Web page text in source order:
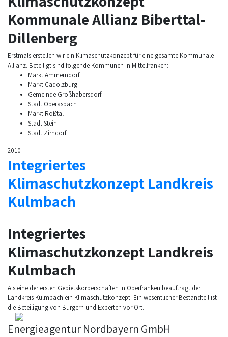
Kommunale Allianz Biberttal-
Dillenberg
Erstmals erstellen wir ein Klimaschutzkonzept für eine gesamte Kommunale
Allianz. Beteiligt sind folgende Kommunen in Mittelfranken:
Markt Ammerndorf
Markt Cadolzburg
Gemeinde Großhabersdorf
Stadt Oberasbach
Markt Roßtal
Stadt Stein
Stadt Zirndorf
2010
Integriertes
Klimaschutzkonzept Landkreis
Kulmbach
Integriertes
Klimaschutzkonzept Landkreis
Kulmbach
Als eine der ersten Gebietskörperschaften in Oberfranken beauftragt der
Landkreis Kulmbach ein Klimaschutzkonzept. Ein wesentlicher Bestandteil ist
die Beteiligung von Bürgern und Experten vor Ort.
Energieagentur Nordbayern GmbH